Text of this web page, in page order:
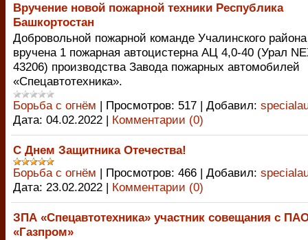
Вручение новой пожарной техники Республика
Башкортостан
Добровольной пожарной команде Учалинского
вручена 1 пожарная автоцистерна АЦ 4,0-40 (Урал
43206) производства Завода пожарных автомобилей
«Спецавтотехника».
Борьба с огнём | Просмотров: 517 | Добавил:
Дата: 04.02.2022 | Комментарии (0)
С Днем Защитника Отечества!
Борьба с огнём | Просмотров: 466 | Добавил:
Дата: 23.02.2022 | Комментарии (0)
ЗПА «Спецавтотехника» участник совещания с
«Газпром»